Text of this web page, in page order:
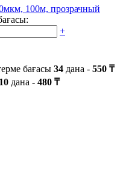
100м, прозрачный
+
бағасы 34 дана - 550 ₸
дана - 480 ₸